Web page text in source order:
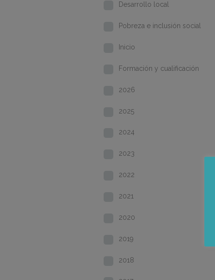
Desarrollo local
Pobreza e inclusión social
Inicio
Formación y cualificación
2026
2025
2024
2023
2022
2021
2020
2019
2018